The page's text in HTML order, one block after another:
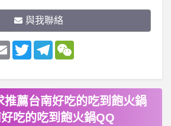
與我聯絡
Email TwitterTelegramWeChat
推薦台南好吃的吃到飽火鍋
吃的吃到飽火鍋QQ